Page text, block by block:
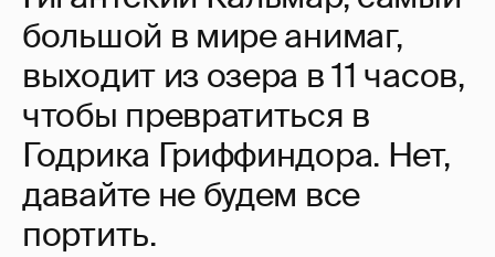
большой в мире анимаг,
выходит из озера в 11 часов,
чтобы превратиться в
Годрика Гриффиндора. Нет,
давайте не будем все
портить.